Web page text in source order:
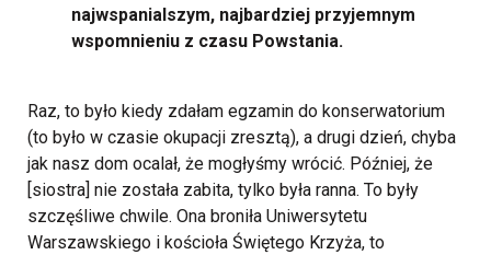
najwspanialszym, najbardziej przyjemnym
wspomnieniu z czasu Powstania.
Raz, to było kiedy zdałam egzamin do konserwatorium
(to było w czasie okupacji zresztą), a drugi dzień, chyba
jak nasz dom ocalał, że mogłyśmy wrócić. Później, że
[siostra] nie została zabita, tylko była ranna. To były
szczęśliwe chwile. Ona broniła Uniwersytetu
Warszawskiego i kościoła Świętego Krzyża, to